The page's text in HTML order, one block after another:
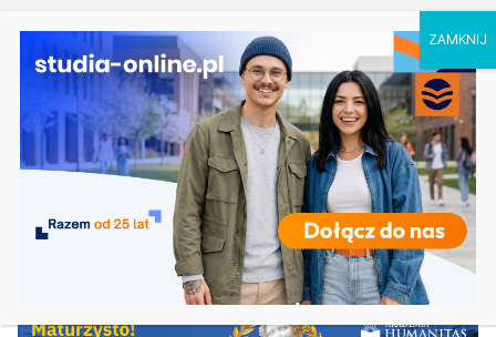
Ostatnie
wpisy:
Elektroniczne przetwarzanie informacji w
Krakowie
Prawo w Łomży
Pedagogika przedszkolna i wczesnoszkolna w
Skierniewicach
Kosmetologia w Opolu
Logistyka – studia inżynierskie na Uniwersytecie
Szczecińskim